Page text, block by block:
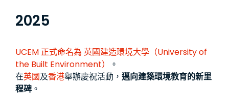
2025
UCEM 正式命名為 英國建造環境大學（University of
the Built Environment）
。
在英國及香港舉辦慶祝活動， 邁向建築環境教育的新里
程碑 。